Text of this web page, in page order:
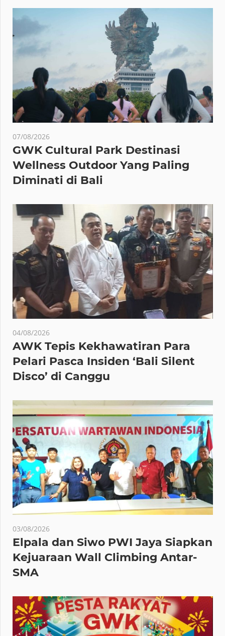
07/08/2026
GWK Cultural Park Destinasi
Wellness Outdoor Yang Paling
Diminati di Bali
04/08/2026
AWK Tepis Kekhawatiran Para
Pelari Pasca Insiden ‘Bali Silent
Disco’ di Canggu
03/08/2026
Elpala dan Siwo PWI Jaya Siapkan
Kejuaraan Wall Climbing Antar-
SMA